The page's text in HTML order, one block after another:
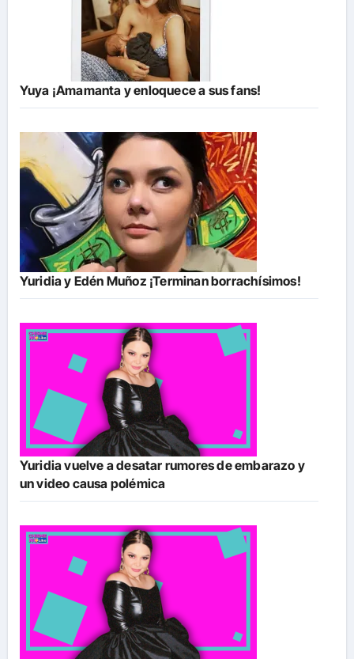
Yuya ¡Amamanta y enloquece a sus fans!
Yuridia y Edén Muñoz ¡Terminan borrachísimos!
Yuridia vuelve a desatar rumores de embarazo y
un video causa polémica